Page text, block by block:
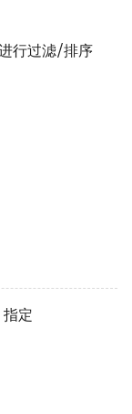
行过滤/排序
指定